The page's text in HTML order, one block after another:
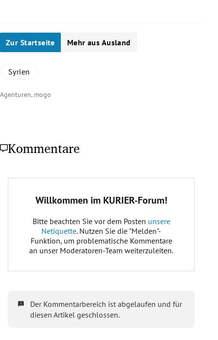
Zur Startseite Mehr aus Ausland
Syrien
Agenturen, mogo
Kommentare